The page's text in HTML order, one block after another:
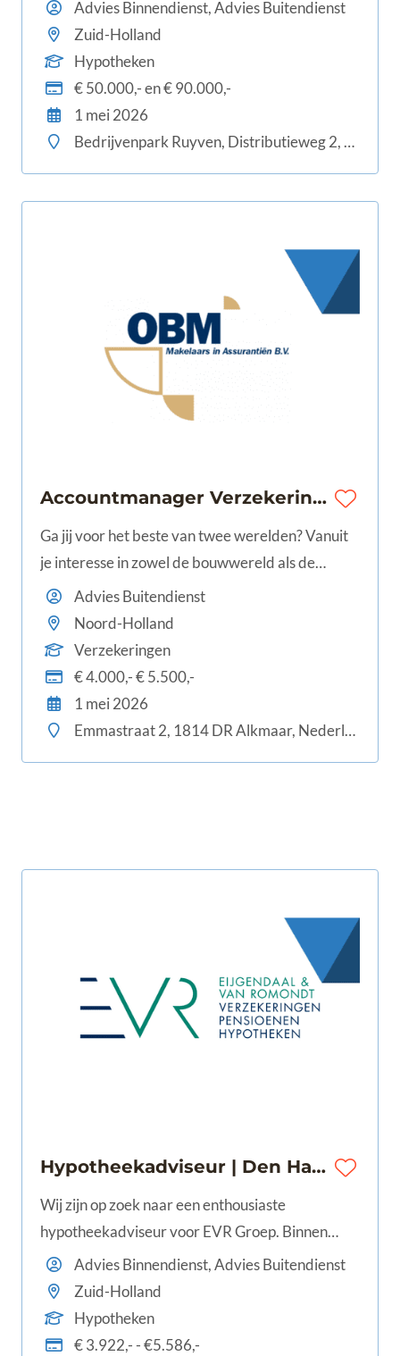
jij werken binnen een succesvolle en groeiende
financiële dienstverlener waar kwaliteit,
vertrouwen en plezier centraal staan? Dan is dit
jouw kans bij Emerald Financiële Diensten.
Advies Binnendienst, Advies Buitendienst
Zuid-Holland
Hypotheken
€ 50.000,- en € 90.000,-
1 mei 2026
Bedrijvenpark Ruyven, Distributieweg 2, 2645 EJ Delfgauw, Nederland
Accountmanager Verzekeringen | West-Nederland | €4.000 - €5.500
Ga jij voor het beste van twee werelden? Vanuit
je interesse in zowel de bouwwereld als de
verzekeringswereld? Als Accountmanager bij
OBM Makelaars in Assurantiën verbind je kennis
van zaken met inzicht in wat er bij onze klanten
uit de bouwwereld leeft.
Advies Buitendienst
Noord-Holland
Verzekeringen
€ 4.000,- € 5.500,-
1 mei 2026
Emmastraat 2, 1814 DR Alkmaar, Nederland
Hypotheekadviseur | Den Haag | € 3.922 - € 5.586
Wij zijn op zoek naar een enthousiaste
hypotheekadviseur voor EVR Groep. Binnen
onze organisatie werk je voor de labels FVB de
Boer, Wouters & van der Velde en EVR. Ter
versterking van ons team zoeken wij een
deskundige en klantgerichte adviseur die van a
Advies Binnendienst, Advies Buitendienst
Zuid-Holland
Hypotheken
€ 3.922,- - €5.586,-